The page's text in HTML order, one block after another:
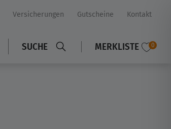
Versicherungen Gutscheine Kontakt
SUCHE MERKLISTE 0